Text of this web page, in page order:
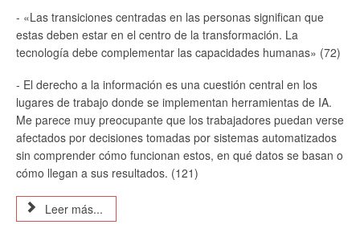
- «Las transiciones centradas en las personas significan que
estas deben estar en el centro de la transformación. La
tecnología debe complementar las capacidades humanas» (72)
- El derecho a la información es una cuestión central en los
lugares de trabajo donde se implementan herramientas de IA.
Me parece muy preocupante que los trabajadores puedan verse
afectados por decisiones tomadas por sistemas automatizados
sin comprender cómo funcionan estos, en qué datos se basan o
cómo llegan a sus resultados. (121)
Leer más...